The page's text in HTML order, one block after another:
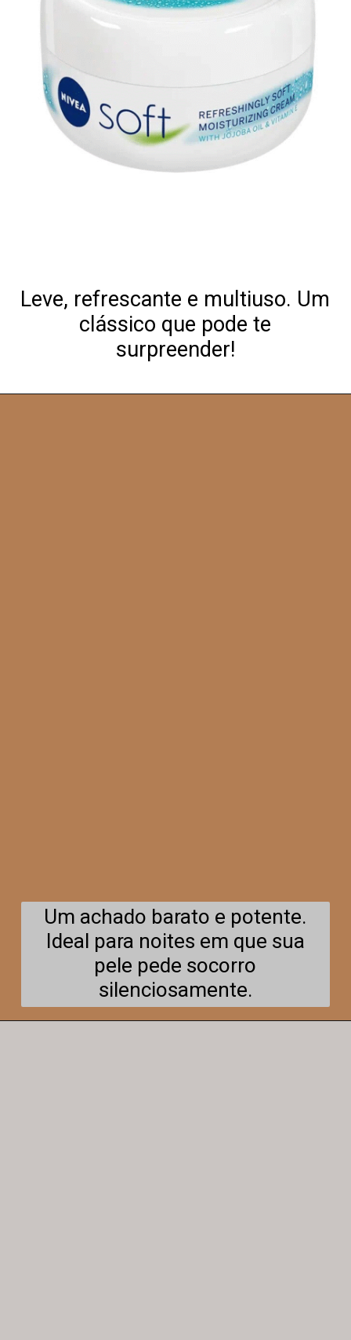
Leve, refrescante e multiuso. Um
clássico que pode te
surpreender!
Um achado barato e potente.
Ideal para noites em que sua
pele pede socorro
silenciosamente.